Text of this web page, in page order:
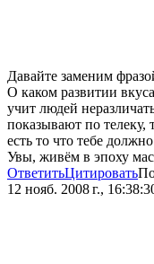
Давайте заменим
О каком развитии
учит людей
показывают по
есть то что тебе
Увы, живём в эпоху
ОтветитьЦитировать
12 нояб. 2008 г.,